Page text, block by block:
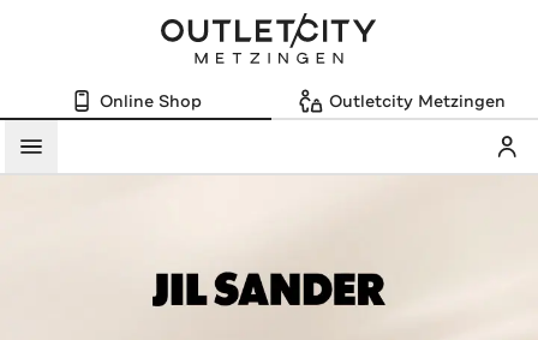
Online Shop Outletcity Metzingen
Menü